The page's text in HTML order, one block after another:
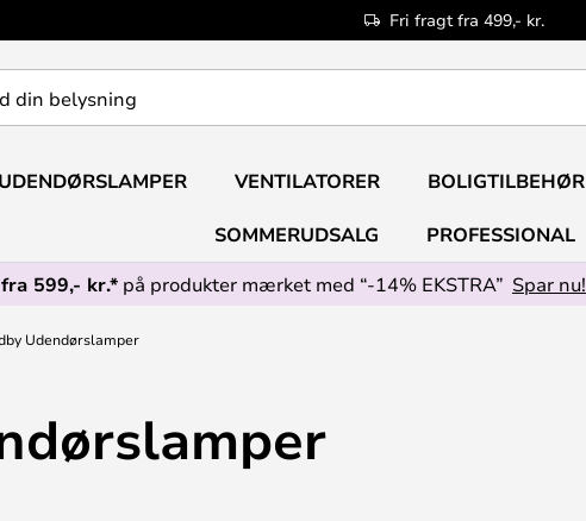
Fri fragt fra 499,- kr.
UDENDØRSLAMPER VENTILATORER BOLIGTILBEHØR
SOMMERUDSALG
PROFESSIONAL
599,- kr.* på produkter mærket med “-14% EKSTRA” Spar nu!
Udendørslamper